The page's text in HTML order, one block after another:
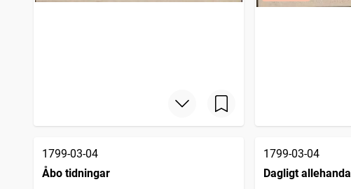
1799-03-04
Åbo tidningar
1799-03-04
Dagligt allehanda